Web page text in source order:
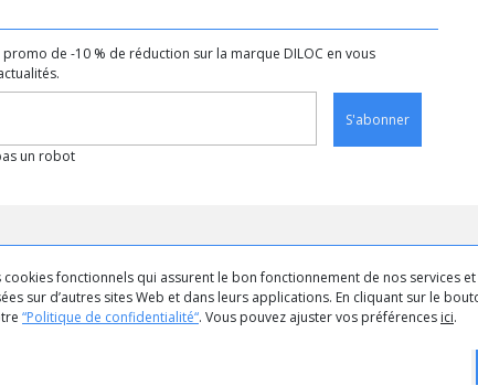
promo de -10 % de réduction sur la marque DILOC en vous
S'abonner
un robot
fonctionnels qui assurent le bon fonctionnement de nos services
d’autres sites Web et dans leurs applications. En cliquant sur le
“Politique de confidentialité“. Vous pouvez ajuster vos préférences ici.